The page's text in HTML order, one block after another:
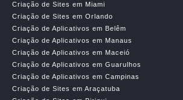
Criação de Sites em Miami
Criação de Sites em Orlando
Criação de Aplicativos em Belêm
Criação de Aplicativos em Manaus
Criação de Aplicativos em Maceió
Criação de Aplicativos em Guarulhos
Criação de Aplicativos em Campinas
Criação de Sites em Araçatuba